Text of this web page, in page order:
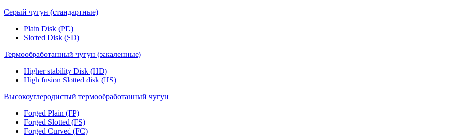
Серый чугун (стандартные)
Plain Disk (PD)
Slotted Disk (SD)
Термообработанный чугун (закаленные)
Higher stability Disk (HD)
High fusion Slotted disk (HS)
Высокоуглеродистый термообработанный чугун
Forged Plain (FP)
Forged Slotted (FS)
Forged Curved (FC)